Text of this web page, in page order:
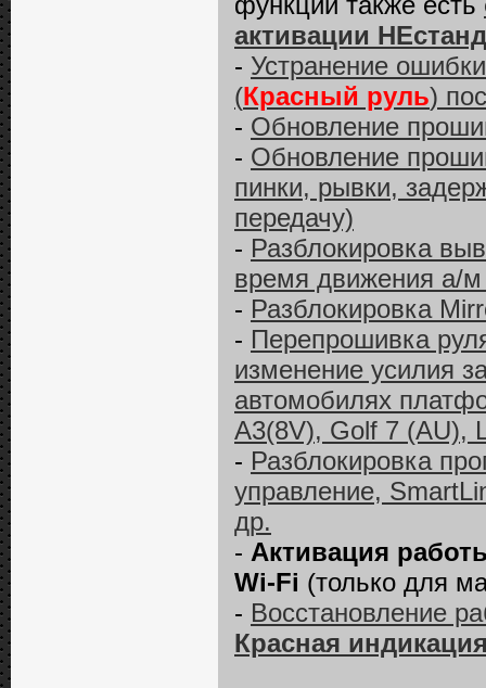
активации
- Устранение
(Красный руль)
- Обновление
- Обновление
пинки, рывки,
передачу)
- Разблокировка
время движения а/м
- Разблокировка
- Перепрошивка
изменение усилия
автомобилях
А3(8V), Golf 7 (AU),
- Разблокировка
управление,
др.
- Активация
Wi-Fi (только для
- Восстановление
Красная